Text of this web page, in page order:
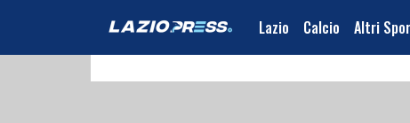
Lazio Calcio Altri